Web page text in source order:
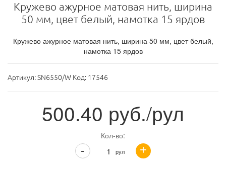
Кружево ажурное матовая нить, ширина
50 мм, цвет белый, намотка 15 ярдов
Кружево ажурное матовая нить, ширина 50 мм, цвет белый,
намотка 15 ярдов
Артикул:SN6550/W Код: 17546
500.40 руб./рул
Кол-во:
рул +
-